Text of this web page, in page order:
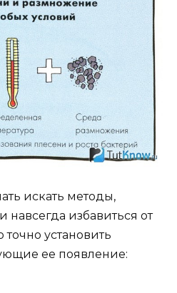
искать методы,
навсегда избавиться от
установить
ее появление: